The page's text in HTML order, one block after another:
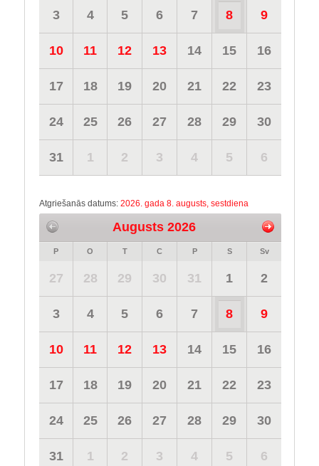
3 4 5 6 7 8 9
10 11 12 13 14 15 16
17 18 19 20 21 22 23
24 25 26 27 28 29 30
31 1 2 3 4 5 6
Atgriešanās datums: 2026. gada 8. augusts, sestdiena
Augusts 2026
P O T C P S Sv
27 28 29 30 31 1 2
3 4 5 6 7 8 9
10 11 12 13 14 15 16
17 18 19 20 21 22 23
24 25 26 27 28 29 30
31 1 2 3 4 5 6